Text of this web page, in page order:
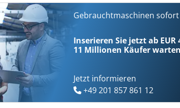
Gebrauchtmaschinen
Inserieren Sie jetzt ab EUR
11 Millionen Käufer
Jetzt informieren
+49 201 857 861 12